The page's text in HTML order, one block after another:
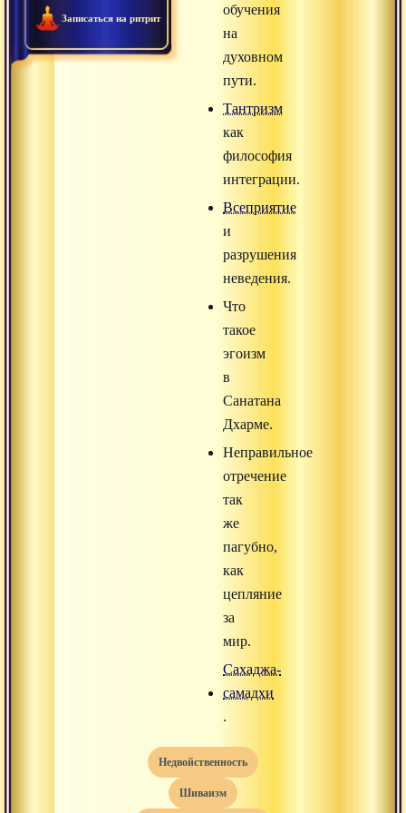
Записаться на ритрит
обучения
на
духовном
пути.
Тантризм
как
философия
интеграции.
Всеприятие
и
разрушения
неведения.
Что
такое
эгоизм
в
Санатана
Дхарме.
Неправильное
отречение
так
же
пагубно,
как
цепляние
за
мир.
Сахаджа-
самадхи
.
недвойственность
шиваизм